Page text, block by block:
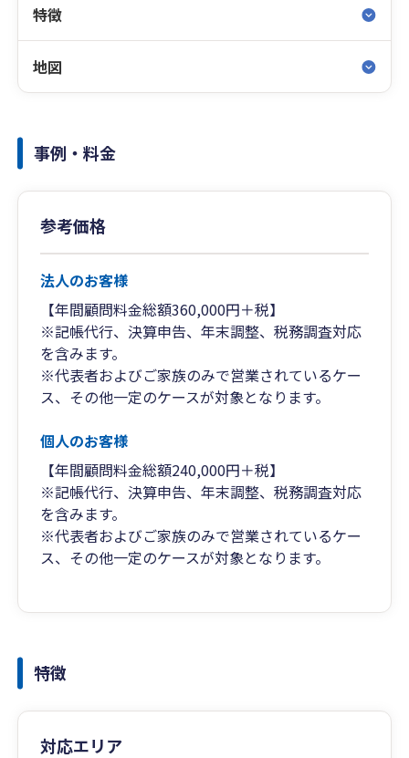
特徴
地図
事例・料金
参考価格
法人のお客様
【年間顧問料金総額360,000円＋税】
※記帳代行、決算申告、年末調整、税務調査対応
を含みます。
※代表者およびご家族のみで営業されているケー
ス、その他一定のケースが対象となります。
個人のお客様
【年間顧問料金総額240,000円＋税】
※記帳代行、決算申告、年末調整、税務調査対応
を含みます。
※代表者およびご家族のみで営業されているケー
ス、その他一定のケースが対象となります。
特徴
対応エリア